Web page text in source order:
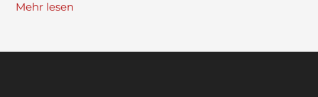
Mehr lesen